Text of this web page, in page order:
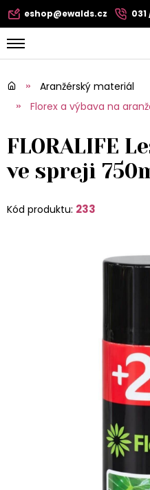
eshop@ewalds.cz 031
Aranžérský materiál
Florex a výbava na
FLORALIFE
ve spreji
Kód produktu: 233